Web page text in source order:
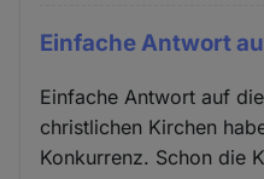
Einfache Antwort
Einfache Antwort auf
christlichen Kirchen
Konkurrenz. Schon die